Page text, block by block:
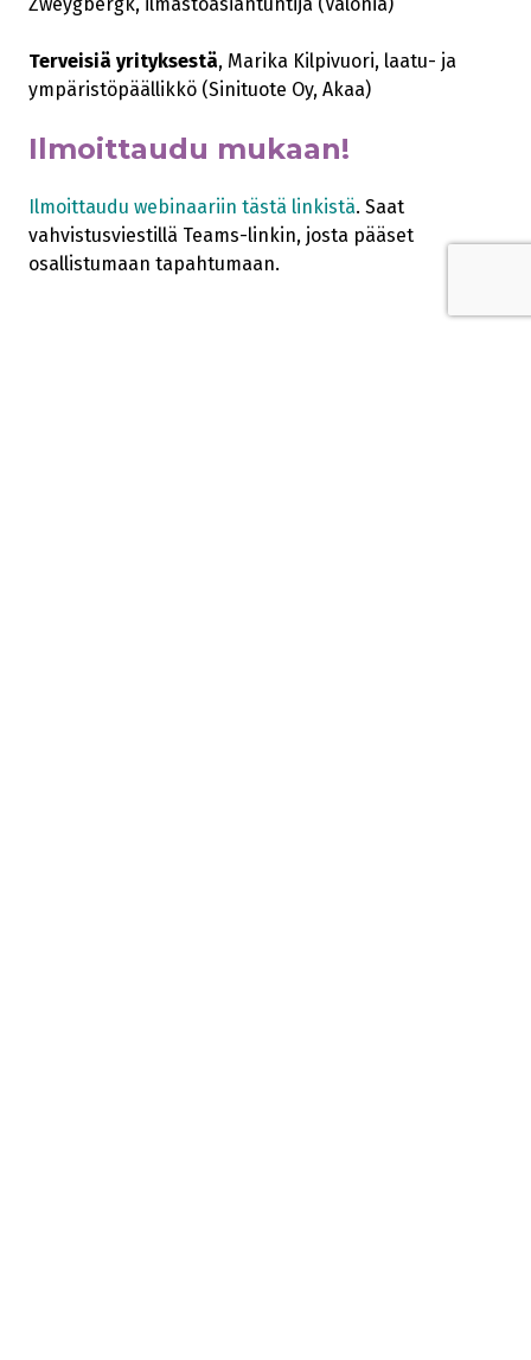
Terveisiä yrityksestä, Marika Kilpivuori, laatu- ja
ympäristöpäällikkö (Sinituote Oy, Akaa)
Ilmoittaudu mukaan!
Ilmoittaudu webinaariin tästä linkistä. Saat
vahvistusviestillä Teams-linkin, josta pääset
osallistumaan tapahtumaan.